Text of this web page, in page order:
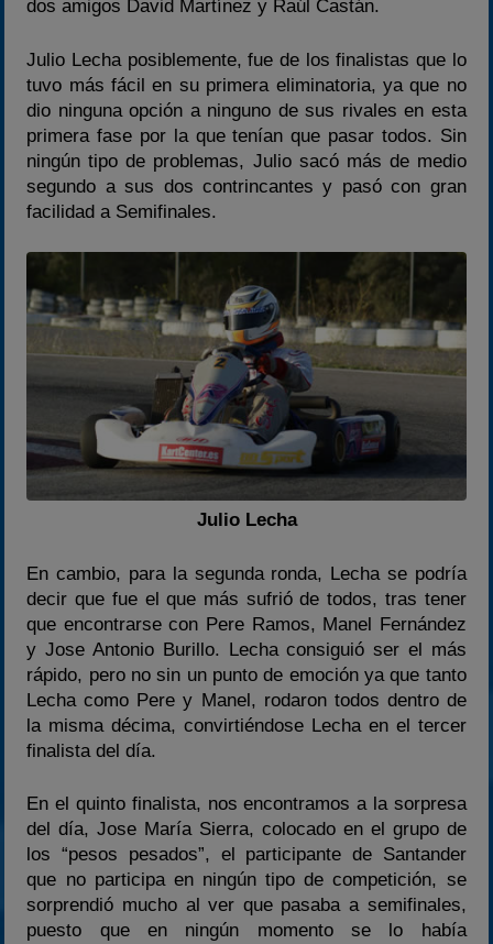
dos amigos David Martínez y Raúl Castán.
Julio Lecha posiblemente, fue de los finalistas que lo
tuvo más fácil en su primera eliminatoria, ya que no
dio ninguna opción a ninguno de sus rivales en esta
primera fase por la que tenían que pasar todos. Sin
ningún tipo de problemas, Julio sacó más de medio
segundo a sus dos contrincantes y pasó con gran
facilidad a Semifinales.
Julio Lecha
En cambio, para la segunda ronda, Lecha se podría
decir que fue el que más sufrió de todos, tras tener
que encontrarse con Pere Ramos, Manel Fernández
y Jose Antonio Burillo. Lecha consiguió ser el más
rápido, pero no sin un punto de emoción ya que tanto
Lecha como Pere y Manel, rodaron todos dentro de
la misma décima, convirtiéndose Lecha en el tercer
finalista del día.
En el quinto finalista, nos encontramos a la sorpresa
del día, Jose María Sierra, colocado en el grupo de
los “pesos pesados”, el participante de Santander
que no participa en ningún tipo de competición, se
sorprendió mucho al ver que pasaba a semifinales,
puesto que en ningún momento se lo había